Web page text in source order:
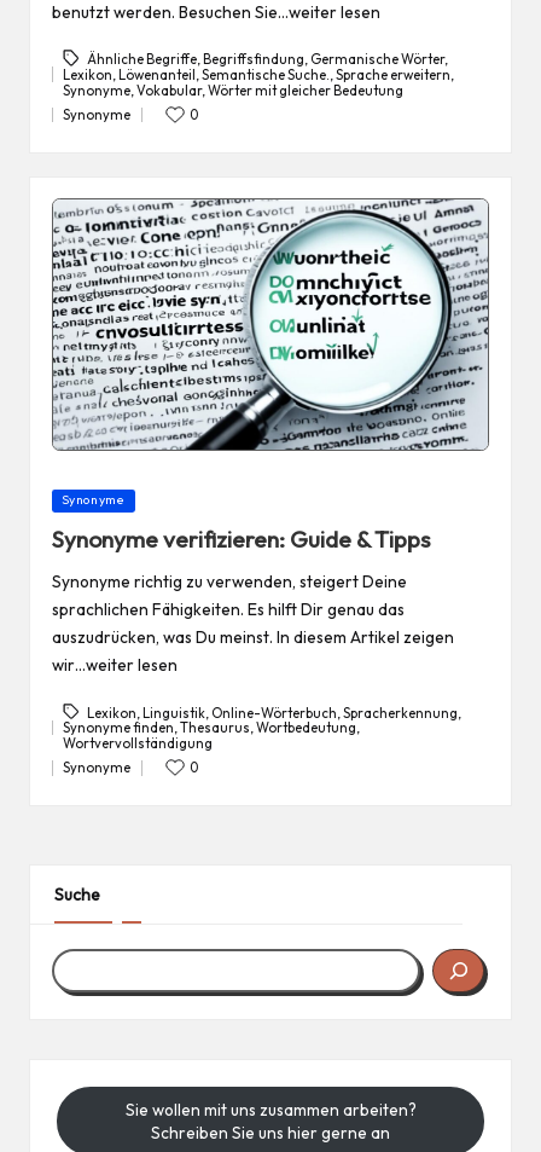
benutzt werden. Besuchen Sie…weiter lesen
Tags:
Ähnliche Begriffe, Begriffsfindung, Germanische Wörter,
Lexikon, Löwenanteil ,Semantische Suche.,Sprache erweitern,
Synonyme,Vokabular,Wörter mit gleicher Bedeutung
Posted
Synonyme 0
Posted
Synonyme
Synonyme verifizieren: Guide & Tipps
Synonyme richtig zu verwenden, steigert Deine
sprachlichen Fähigkeiten. Es hilft Dir genau das
auszudrücken, was Du meinst. In diesem Artikel zeigen
wir…weiter lesen
Tags:
Lexikon Linguistik, Online-Wörterbuch Spracherkennung
Synonyme finden,Thesaurus,Wortbedeutung,
Wortvervollständigung
Posted
Synonyme 0
Suche
Sie wollen mit uns zusammen arbeiten?
Schreiben Sie uns hier gerne an